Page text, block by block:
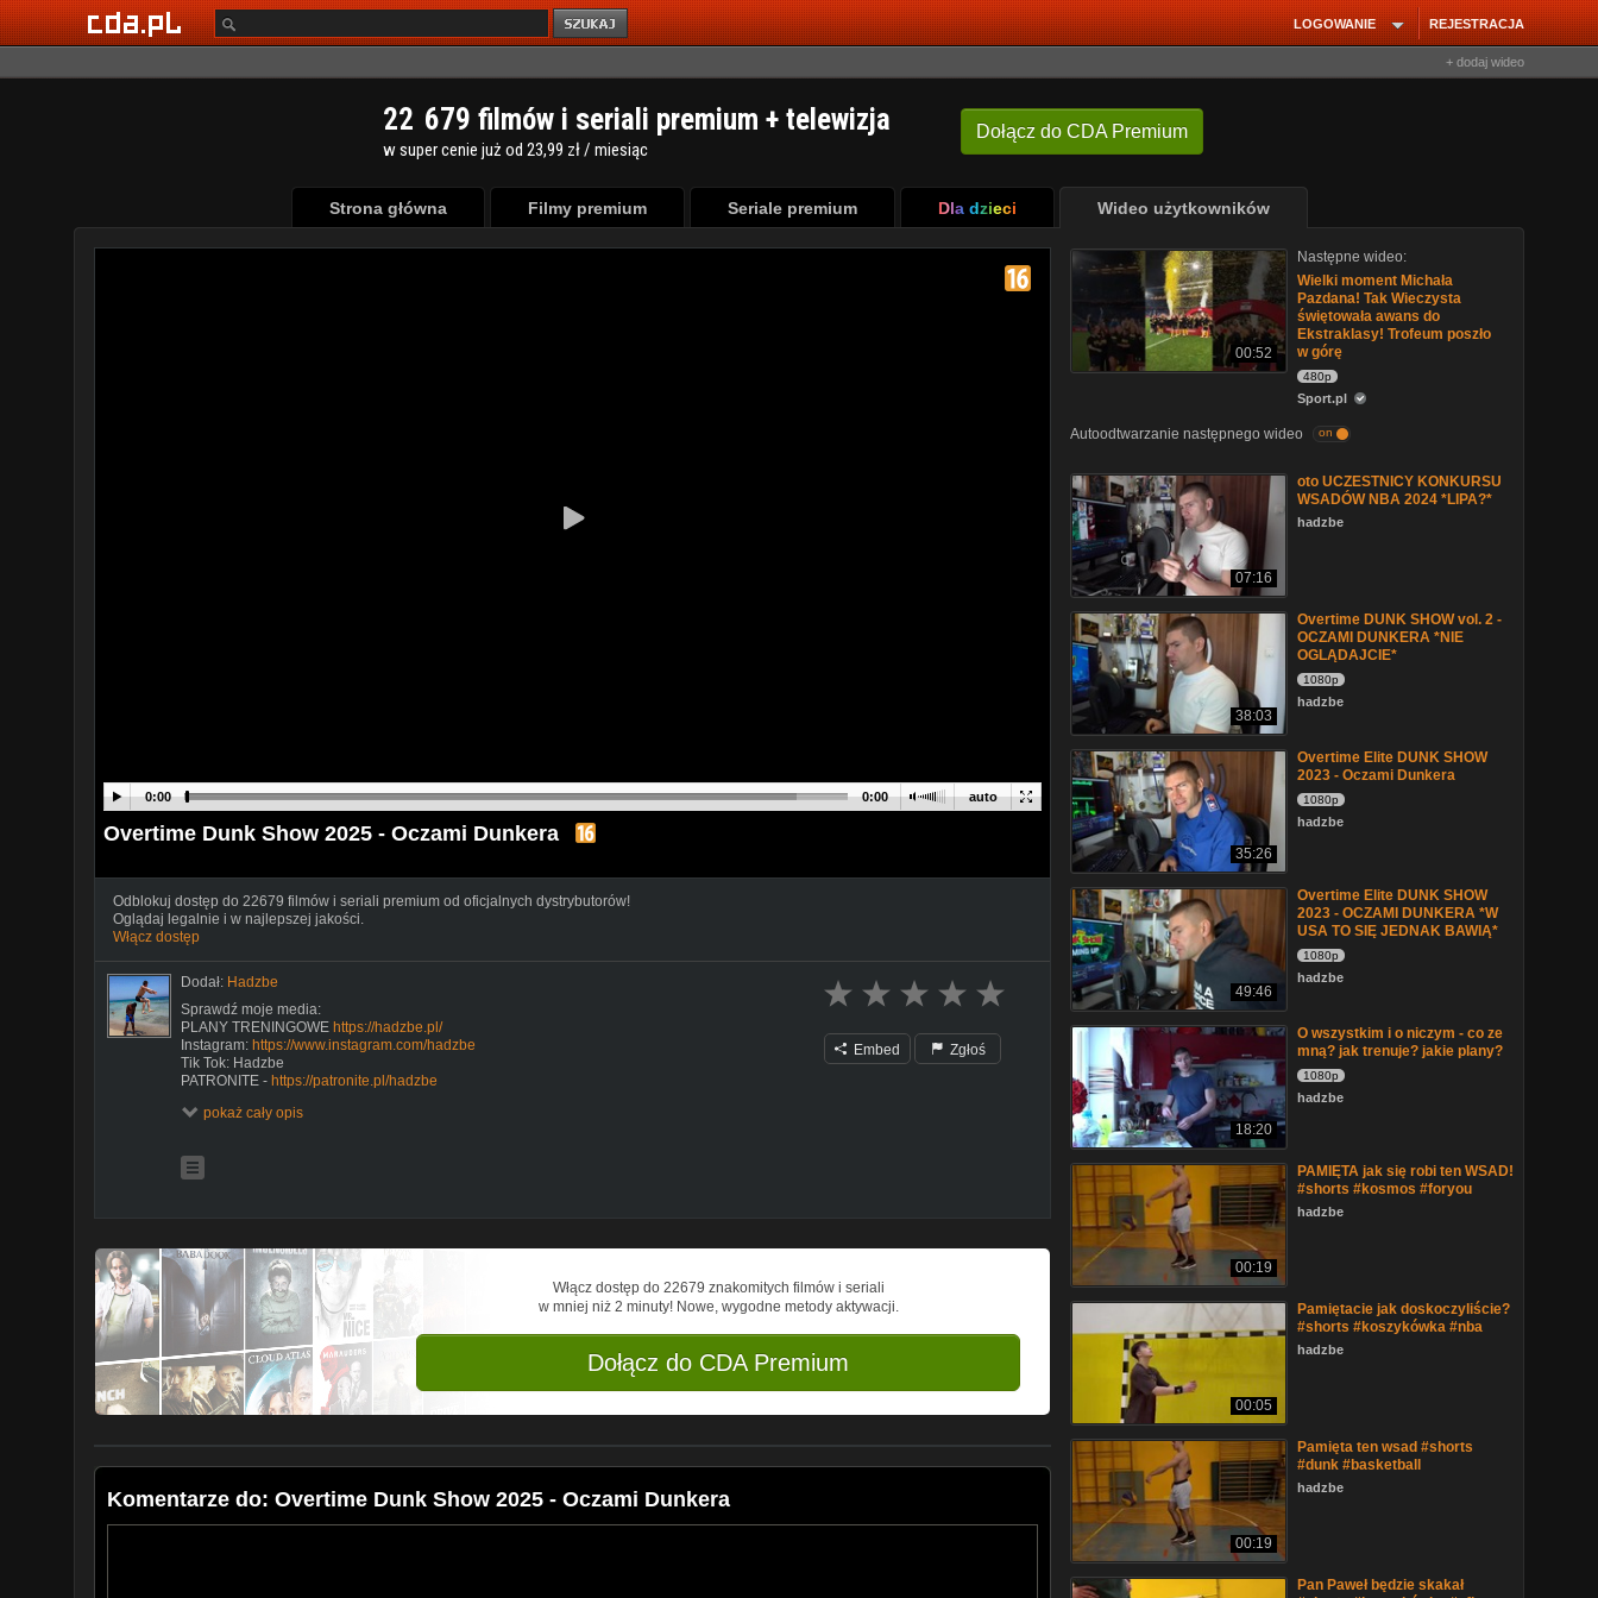
REJESTRACJA
LOGOWANIE
+ dodaj wideo
Dołącz do CDA Premium
22 679 filmów i seriali premium + telewizja
w super cenie już od 23,99 zł / miesiąc
Strona główna Filmy premium Seriale premium Dla dzieci Wideo użytkowników
auto
0:00 0:00
Overtime Dunk Show 2025 - Oczami Dunkera
Odblokuj dostęp do 22679 filmów i seriali premium od oficjalnych dystrybutorów!
Oglądaj legalnie i w najlepszej jakości.
Włącz dostęp
Dodał: Hadzbe
Sprawdź moje media:
PLANY TRENINGOWE https://hadzbe.pl/
Instagram: https://www.instagram.com/hadzbe
Tik Tok: Hadzbe
PATRONITE - https://patronite.pl/hadzbe
DOŁĄCZ DO GRUPY:
pokaż cały opis
Embed Zgłoś
Włącz dostęp do 22679 znakomitych filmów i seriali
w mniej niż 2 minuty! Nowe, wygodne metody aktywacji.
Dołącz do CDA Premium
Komentarze do: Overtime Dunk Show 2025 - Oczami Dunkera
00:52
Następne wideo:
Wielki moment Michała
Pazdana! Tak Wieczysta
świętowała awans do
Ekstraklasy! Trofeum poszło
w górę
480p
Sport.pl
Autoodtwarzanie następnego wideo on
07:16
oto UCZESTNICY KONKURSU
WSADÓW NBA 2024 *LIPA?*
hadzbe
38:03
Overtime DUNK SHOW vol. 2 -
OCZAMI DUNKERA *NIE
OGLĄDAJCIE*
1080p
hadzbe
35:26
Overtime Elite DUNK SHOW
2023 - Oczami Dunkera
1080p
hadzbe
49:46
Overtime Elite DUNK SHOW
2023 - OCZAMI DUNKERA *W
USA TO SIĘ JEDNAK BAWIĄ*
1080p
hadzbe
18:20
O wszystkim i o niczym - co ze
mną? jak trenuje? jakie plany?
1080p
hadzbe
00:19
PAMIĘTA jak się robi ten WSAD!
#shorts #kosmos #foryou
hadzbe
00:05
Pamiętacie jak doskoczyliście?
#shorts #koszykówka #nba
hadzbe
00:19
Pamięta ten wsad #shorts
#dunk #basketball
hadzbe
Pan Paweł będzie skakał